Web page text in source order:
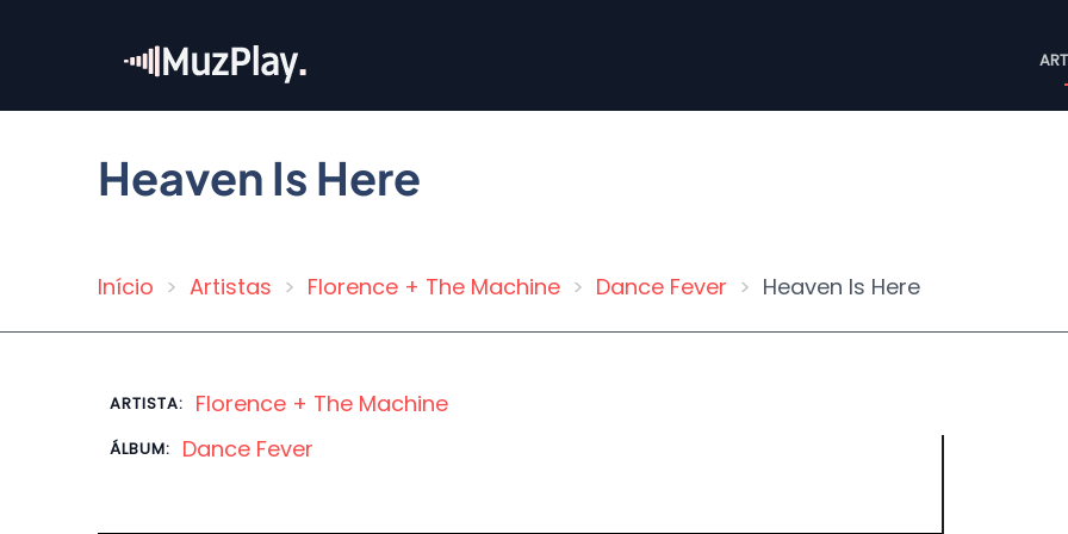
conteúdo
Heaven Is Here
Trilha
navegação
Início Artistas Florence + The Machine Dance Fever Heaven Is Here
ARTISTA: Florence + The Machine
ÁLBUM: Dance Fever